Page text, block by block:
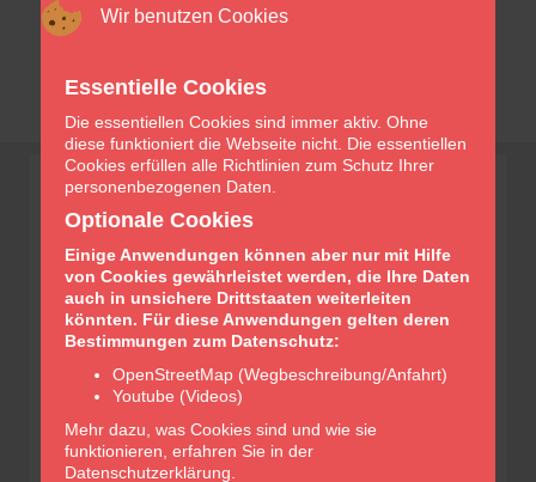
Glocken-Apotheke Apolda
Inhaber/in Dr. Annett Fischer e.K.
Robert-Koch-Straße 6
99510 Apolda
Wir benutzen Cookies
Essentielle Cookies
Die essentiellen Cookies sind immer aktiv. Ohne
diese funktioniert die Webseite nicht. Die essentiellen
Cookies erfüllen alle Richtlinien zum Schutz Ihrer
personenbezogenen Daten.
Optionale Cookies
Einige Anwendungen können aber nur mit Hilfe
von Cookies gewährleistet werden, die Ihre Daten
auch in unsichere Drittstaaten weiterleiten
könnten. Für diese Anwendungen gelten deren
Bestimmungen zum Datenschutz:
OpenStreetMap (Wegbeschreibung/Anfahrt)
Youtube (Videos)
Mehr dazu, was Cookies sind und wie sie
funktionieren, erfahren Sie in der
Datenschutzerklärung.